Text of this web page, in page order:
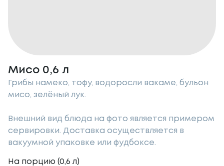
Мисо 0,6 л
Грибы намеко, тофу, водоросли вакаме, бульон
мисо, зелёный лук.
Внешний вид блюда на фото является примером
сервировки. Доставка осуществляется в
вакуумной упаковке или фудбоксе.
На порцию (0,6 л)